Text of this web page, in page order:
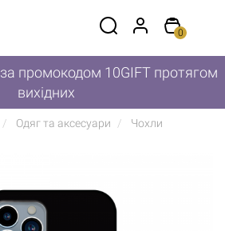
0
за промокодом 10GIFT протягом
вихідних
Одяг та аксесуари Чохли